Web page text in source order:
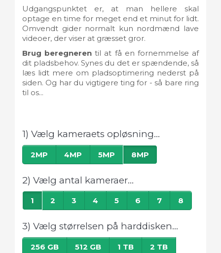
Udgangspunktet er, at man hellere skal
optage en time for meget end et minut for lidt.
Omvendt gider normalt kun nordmænd lave
videoer, der viser at græsset gror.
Brug beregneren til at få en fornemmelse af
dit pladsbehov. Synes du det er spændende, så
læs lidt mere om pladsoptimering nederst på
siden. Og har du vigtigere ting for - så bare ring
til os...
1) Vælg kameraets opløsning...
2MP 4MP 5MP 8MP
2) Vælg antal kameraer...
1 2 3 4 5 6 7 8
3) Vælg størrelsen på harddisken...
256 GB 512 GB 1 TB 2 TB